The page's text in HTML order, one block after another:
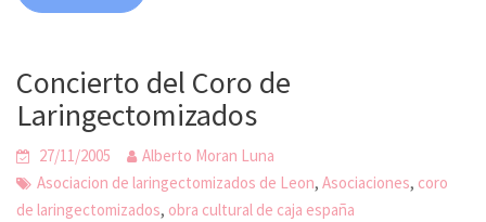
Concierto del Coro de
Laringectomizados
27/11/2005
Alberto Moran Luna
Asociacion de laringectomizados de Leon,Asociaciones, coro
de laringectomizados, obra cultural de caja españa